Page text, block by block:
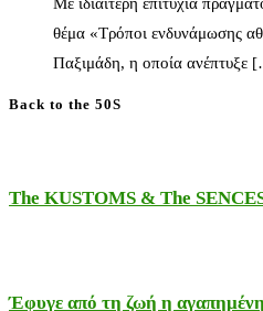
θέμα «Τρόποι ενδυνάμωσης
Παξιμάδη, η οποία ανέπτυξε
Back to the 50S
The KUSTOMS & The
Έφυγε από τη ζωή η